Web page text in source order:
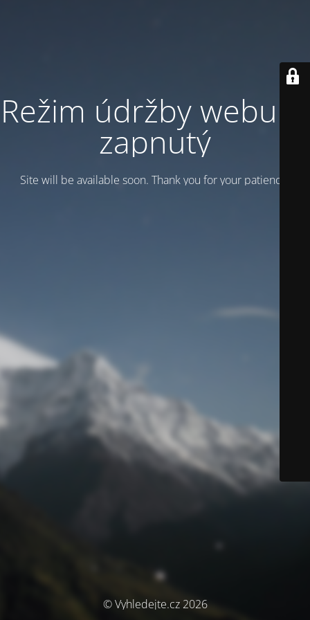
Režim údržby webu je
zapnutý
Site will be available soon. Thank you for your patience!
© Vyhledejte.cz 2026